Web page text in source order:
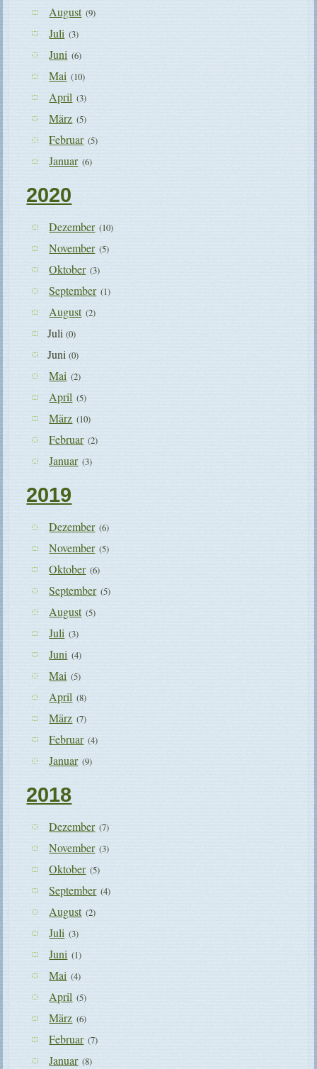
August (9)
Juli (3)
Juni (6)
Mai (10)
April (3)
März (5)
Februar (5)
Januar (6)
2020
Dezember (10)
November (5)
Oktober (3)
September (1)
August (2)
Juli(0)
Juni(0)
Mai (2)
April (5)
März (10)
Februar (2)
Januar (3)
2019
Dezember (6)
November (5)
Oktober (6)
September (5)
August (5)
Juli (3)
Juni (4)
Mai (5)
April (8)
März (7)
Februar (4)
Januar (9)
2018
Dezember (7)
November (3)
Oktober (5)
September (4)
August (2)
Juli (3)
Juni (1)
Mai (4)
April (5)
März (6)
Februar (7)
Januar (8)